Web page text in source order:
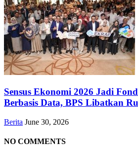
Sensus Ekonomi 2026 Jadi
Berbasis Data, BPS Libatkan
Berita June 30, 2026
NO COMMENTS